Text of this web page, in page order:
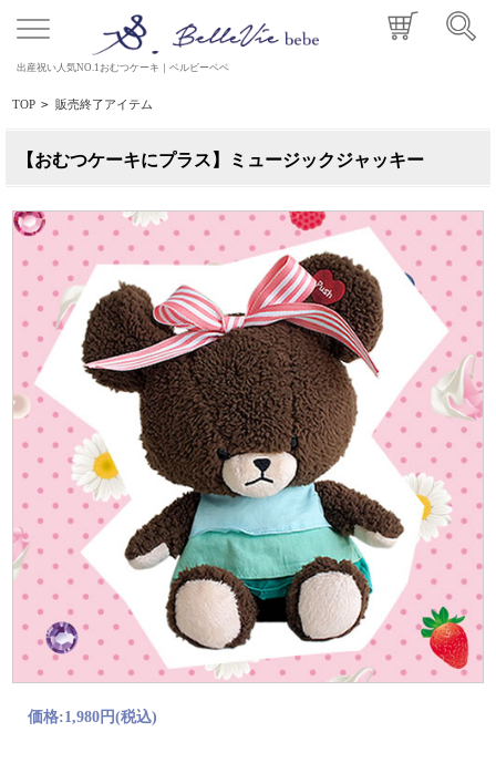
出産祝い人気NO.1おむつケーキ｜ベルビーベベ
TOP > 販売終了アイテム
【おむつケーキにプラス】ミュージックジャッキー
価格:1,980円(税込)